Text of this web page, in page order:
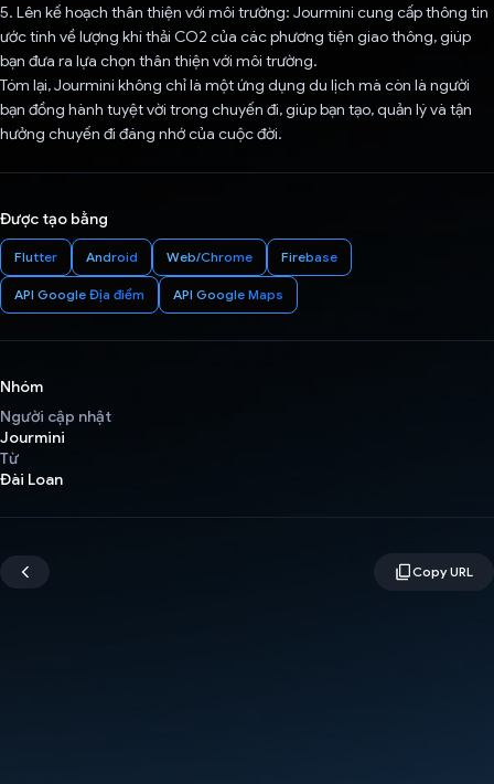
5. Lên kế hoạch thân thiện với môi trường: Jourmini cung cấp thông tin
ước tính về lượng khí thải CO2 của các phương tiện giao thông, giúp
bạn đưa ra lựa chọn thân thiện với môi trường.
Tóm lại, Jourmini không chỉ là một ứng dụng du lịch mà còn là người
bạn đồng hành tuyệt vời trong chuyến đi, giúp bạn tạo, quản lý và tận
hưởng chuyến đi đáng nhớ của cuộc đời.
Được tạo bằng
Flutter Android Web/Chrome Firebase
API Google Địa điểm API Google Maps
Nhóm
Người cập nhật
Jourmini
Từ
Đài Loan